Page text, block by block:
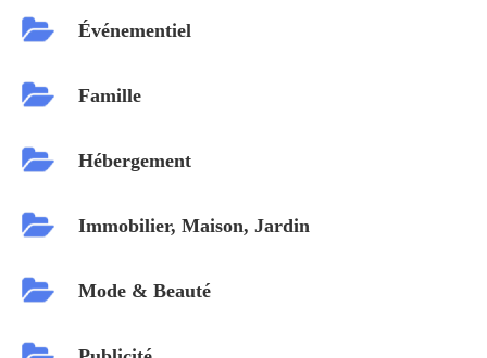
Événementiel
Famille
Hébergement
Immobilier, Maison, Jardin
Mode & Beauté